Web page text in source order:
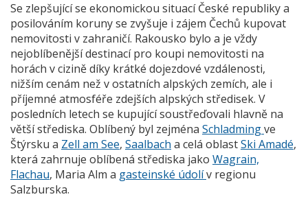
Se zlepšující se ekonomickou situací České republiky a
posilováním koruny se zvyšuje i zájem Čechů kupovat
nemovitosti v zahraničí. Rakousko bylo a je vždy
nejoblíbenější destinací pro koupi nemovitosti na
horách v cizině díky krátké dojezdové vzdálenosti,
nižším cenám než v ostatních alpských zemích, ale i
příjemné atmosféře zdejších alpských středisek. V
posledních letech se kupující soustřeďovali hlavně na
větší střediska. Oblíbený byl zejména Schladmingve
Štýrsku a Zell am See, Saalbach a celá oblastSki Amadé,
která zahrnuje oblíbená střediska jako Wagrain,
Flachau, Maria Alm a gasteinské údolív regionu
Salzburska.